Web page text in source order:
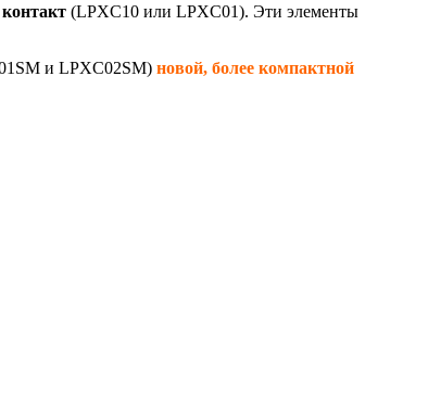
(LPXC10 или LPXC01). Эти элементы
и LPXC02SM) новой, более компактной